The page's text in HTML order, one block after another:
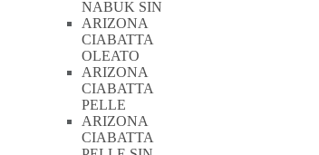
NABUK SIN
ARIZONA
CIABATTA
OLEATO
ARIZONA
CIABATTA
PELLE
ARIZONA
CIABATTA